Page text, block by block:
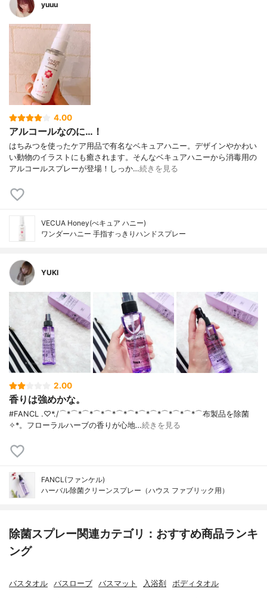
yuuu
4.00
アルコールなのに…！
はちみつを使ったケア用品で有名なベキュアハニー。デザインやかわい
い動物のイラストにも癒されます。そんなベキュアハニーから消毒用の
アルコールスプレーが登場！しっか…続きを見る
VECUA Honey(べキュア ハニー)
ワンダーハニー 手指すっきりハンドスプレー
YUKI
2.00
香りは強めかな。
#FANCL .♡*./ ⌒*⌒*⌒*⌒*⌒*⌒*⌒*⌒*⌒*⌒*⌒*⌒*⌒ 布製品を除菌
✧︎*。 フローラルハーブの香りが心地…続きを見る
FANCL(ファンケル)
ハーバル除菌クリーンスプレー（ハウス ファブリック用）
除菌スプレー関連カテゴリ：おすすめ商品ランキ
ング
バスタオル バスローブ バスマット 入浴剤 ボディタオル